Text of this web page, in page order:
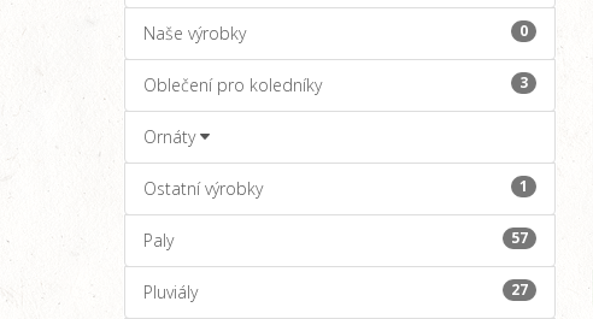
Naše výrobky 0
Oblečení pro koledníky 3
Ornáty
Ostatní výrobky 1
Paly 57
Pluviály 27